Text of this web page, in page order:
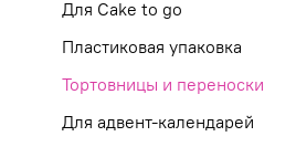
Для Cake to go
Пластиковая упаковка
Тортовницы и переноски
Для адвент-календарей